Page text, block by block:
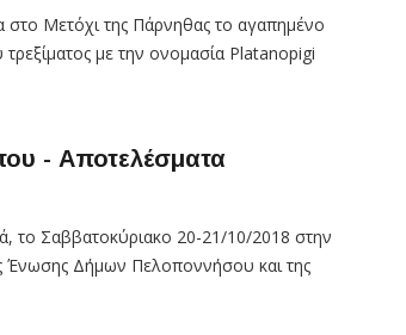
στο Μετόχι της Πάρνηθας το αγαπημένο
με την ονομασία Platanopigi
- Αποτελέσματα
το Σαββατοκύριακο 20-21/10/2018 στην
Ένωσης Δήμων Πελοποννήσου και της